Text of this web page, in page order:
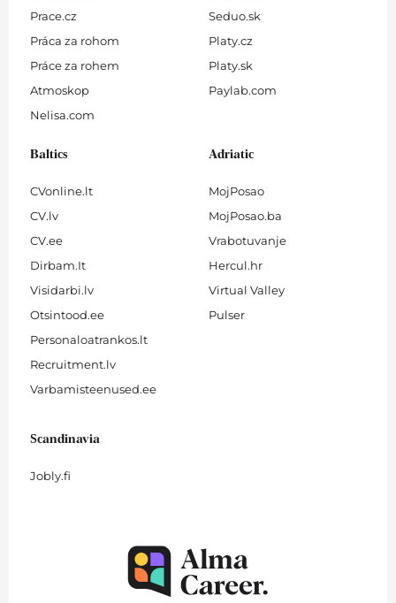
Prace.cz
Práca za rohom
Práce za rohem
Atmoskop
Nelisa.com
Seduo.sk
Platy.cz
Platy.sk
Paylab.com
Baltics
CVonline.lt
CV.lv
CV.ee
Dirbam.It
Visidarbi.lv
Otsintood.ee
Personaloatrankos.lt
Recruitment.lv
Varbamisteenused.ee
Adriatic
MojPosao
MojPosao.ba
Vrabotuvanje
Hercul.hr
Virtual Valley
Pulser
Scandinavia
Jobly.fi